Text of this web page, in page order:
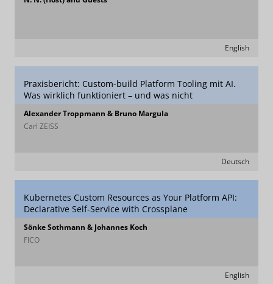
English
Praxisbericht: Custom-build Platform Tooling mit AI.
Was wirklich funktioniert – und was nicht
Alexander Troppmann & Bruno Margula
Carl ZEISS
Deutsch
Kubernetes Custom Resources as Your Platform API:
Declarative Self-Service with Crossplane
Sönke Sothmann & Johannes Koch
FICO
English